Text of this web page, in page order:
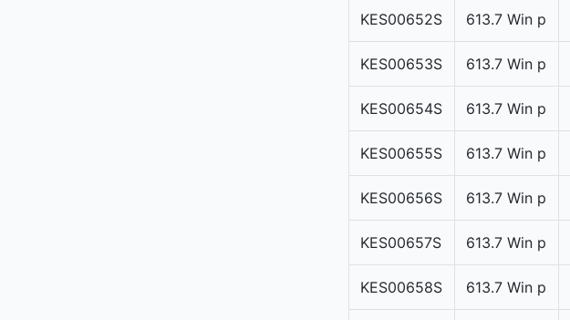
KES00652S 613.7 Win p
KES00653S 613.7 Win p
KES00654S 613.7 Win p
KES00655S 613.7 Win p
KES00656S 613.7 Win p
KES00657S 613.7 Win p
KES00658S 613.7 Win p